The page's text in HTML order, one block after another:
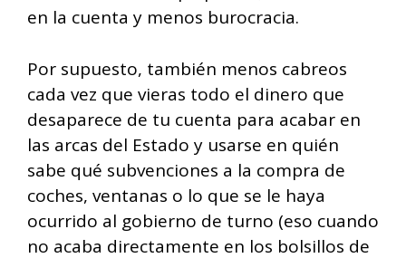
en la cuenta y menos burocracia.
Por supuesto, también menos cabreos
cada vez que vieras todo el dinero que
desaparece de tu cuenta para acabar en
las arcas del Estado y usarse en quién
sabe qué subvenciones a la compra de
coches, ventanas o lo que se le haya
ocurrido al gobierno de turno (eso cuando
no acaba directamente en los bolsillos de